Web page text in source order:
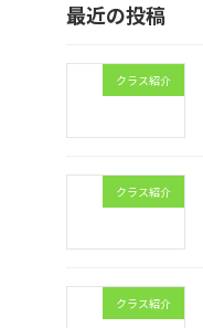
最近の投稿
クラス紹介
クラス紹介
クラス紹介